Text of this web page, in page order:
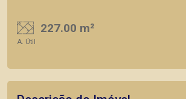
227.00 m²
A. Útil